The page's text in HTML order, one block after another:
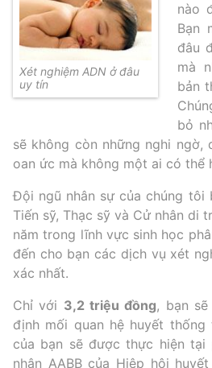
Xét nghiệm ADN ở đâu
uy tín
nào
Bạn
đâu
mà
bản
bỏ
sẽ không còn những nghi ngờ,
oan ức mà không một ai có thể
Đội ngũ nhân sự của chúng tôi
Tiến sỹ, Thạc sỹ và Cử nhân di
năm trong lĩnh vực sinh học
đến cho bạn các dịch vụ xét
xác nhất.
Chỉ với 3,2 triệu đồng, bạn
định mối quan hệ huyết thống
của bạn sẽ được thực hiện tại
nhận AABB của Hiệp hội